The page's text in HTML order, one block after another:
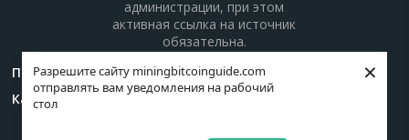
Разрешите сайту miningbitcoinguide.com
отправлять вам уведомления на рабочий
стол
×
администрации, при этом
активная ссылка на источник
обязательна.
Поддержать проект
О проекте
Контакты
Карта сайта